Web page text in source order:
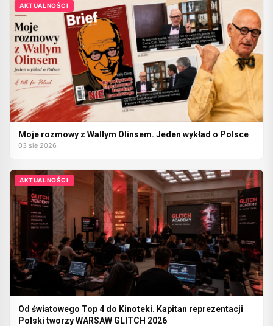
AKTUALNOŚCI
Moje rozmowy z Wallym Olinsem. Jeden wykład o Polsce
03 sie 2026
AKTUALNOŚCI
Od światowego Top 4 do Kinoteki. Kapitan reprezentacji
Polski tworzy WARSAW GLITCH 2026